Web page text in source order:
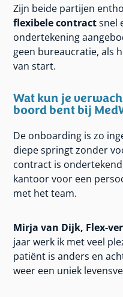
Zijn beide partijen
flexibele contractsnel
ondertekening
geen bureaucratie, als
van start.
Wat kun je
boord bent bij
De onboarding is zo
diepe springt zonder
contract is
kantoor voor een
met het team.
Mirja van Dijk, Flex-
jaar werk ik met veel
patiënt is anders en
weer een uniek